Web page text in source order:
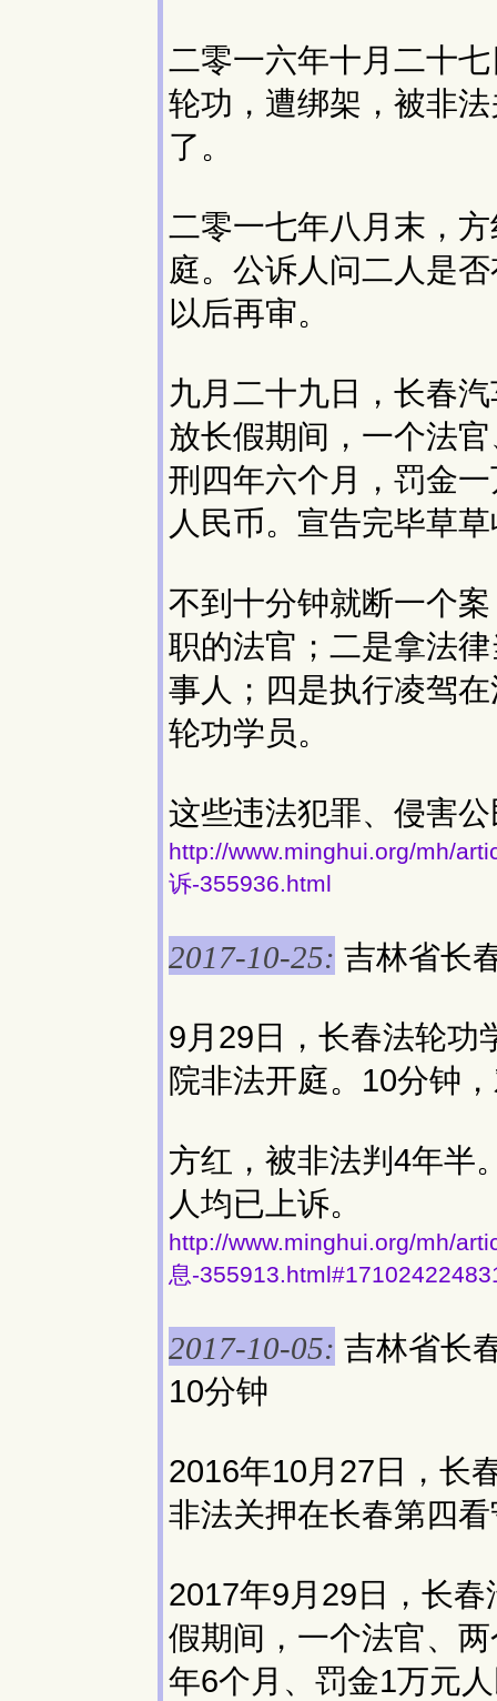
二零一六年十月二十
轮功，遭绑架，被非
了。
二零一七年八月末，
庭。公诉人问二人是
以后再审。
九月二十九日，长春
放长假期间，一个法
刑四年六个月，罚金
人民币。宣告完毕草
不到十分钟就断一个
职的法官；二是拿法
事人；四是执行凌驾
轮功学员。
这些违法犯罪、侵害
http://www.minghui.org/mh/
诉-355936.html
2017-10-25: 吉林省长
9月29日，长春法轮功
院非法开庭。10分钟
方红，被非法判4年半
人均已上诉。
http://www.minghui.org/mh/
息-
2017-10-05: 吉林省长
10分钟
2016年10月27日，长
非法关押在长春第四
2017年9月29日，长春
假期间，一个法官、
年6个月、罚金1万元